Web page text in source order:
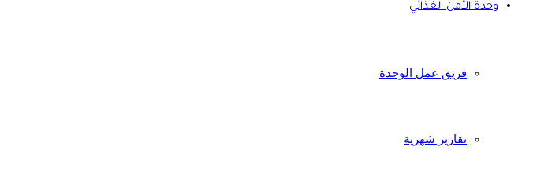
وحدة الأمن الغذائي
فريق عمل الوحدة
تقارير شهرية